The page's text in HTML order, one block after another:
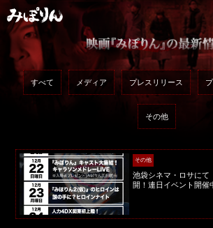
すべて メディア プレスリリース
その他
その他
池袋シネマ・ロサにて
開！連日イベント開催